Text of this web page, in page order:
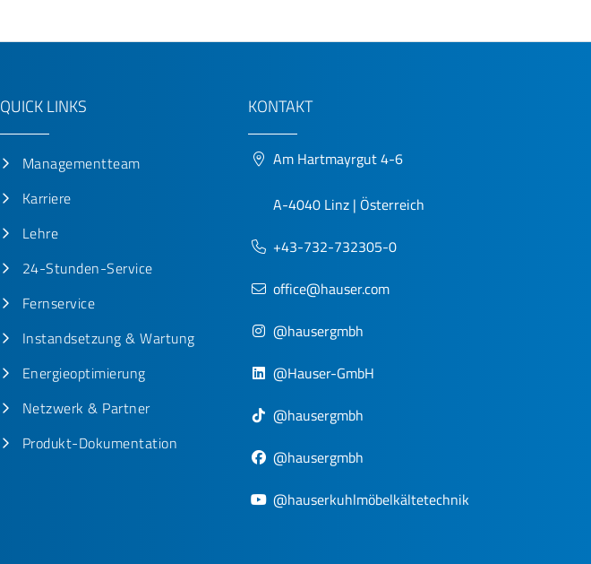
QUICK LINKS
Managementteam
Karriere
Lehre
24-Stunden-Service
Fernservice
Instandsetzung & Wartung
Energieoptimierung
Netzwerk & Partner
Produkt-Dokumentation
KONTAKT
Am Hartmayrgut 4-6
A-4040 Linz | Österreich
+43-732-732305-0
office@hauser.com
@hausergmbh
@Hauser-GmbH
@hausergmbh
@hausergmbh
@hauserkuhlmöbelkältetechnik